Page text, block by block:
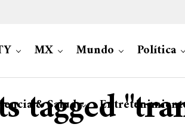
MX Mundo Política
& Salud
tagged